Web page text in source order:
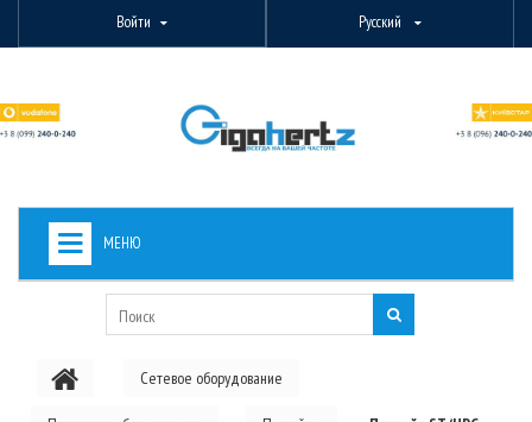
Войти Русский
МЕНЮ
PON ОБОРУДОВАНИЕ
Сетевое оборудование